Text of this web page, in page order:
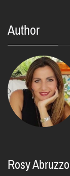
Author
Rosy Abruzzo